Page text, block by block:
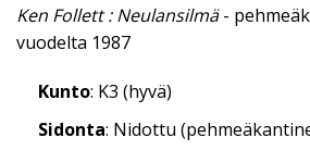
Ken Follett : Neulansilmä-
vuodelta 1987
Kunto: K3 (hyvä)
Sidonta: Nidottu